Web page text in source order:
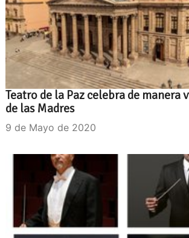
Teatro de la Paz celebra de manera
de las Madres
9 de Mayo de 2020